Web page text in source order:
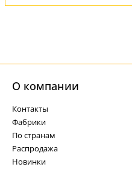
О компании
Контакты
Фабрики
По странам
Распродажа
Новинки